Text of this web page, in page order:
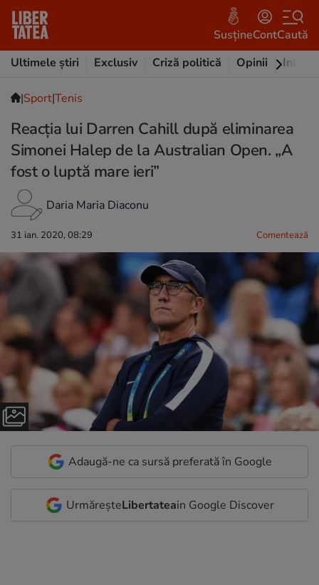
SusțineContCaută
Ultimele știri
Exclusiv Criză politică Opinii
|Sport|Tenis
Reacția lui Darren Cahill după eliminarea
Simonei Halep de la Australian Open. „A
fost o luptă mare ieri”
Daria Maria Diaconu
31 ian. 2020, 08:29 Comentează
Adaugă-ne ca sursă preferată în Google
UrmăreșteLibertateain Google Discover